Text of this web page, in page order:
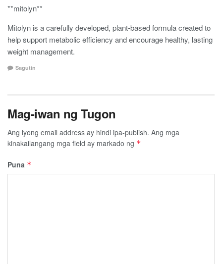
**mitolyn**
Mitolyn is a carefully developed, plant-based formula created to
help support metabolic efficiency and encourage healthy, lasting
weight management.
Sagutin
Mag-iwan ng Tugon
Ang iyong email address ay hindi ipa-publish. Ang mga
kinakailangang mga field ay markado ng *
Puna *